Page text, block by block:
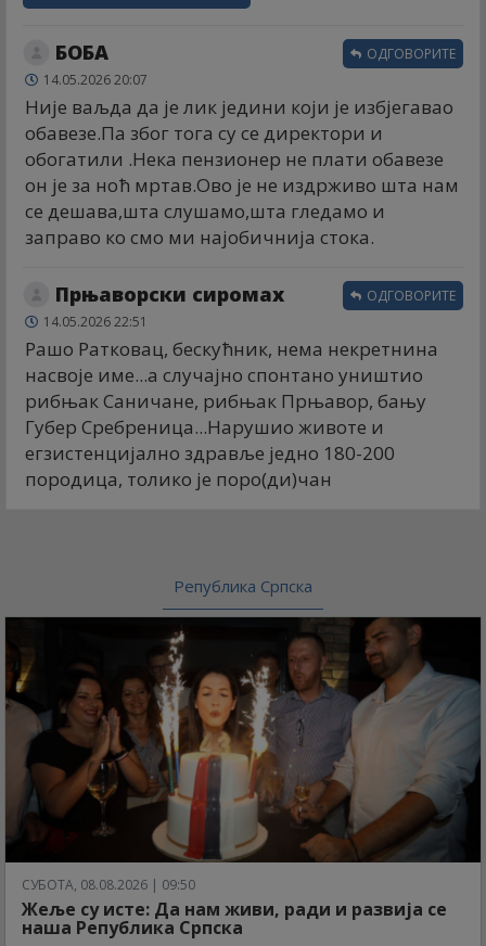
БОБА
14.05.2026 20:07
Није ваљда да је лик једини који је избјегавао
обавезе.Па због тога су се директори и
обогатили .Нека пензионер не плати обавезе
он је за ноћ мртав.Ово је не издрживо шта нам
се дешава,шта слушамо,шта гледамо и
заправо ко смо ми најобичнија стока.
ОДГОВОРИТЕ
Прњаворски сиромах
14.05.2026 22:51
Рашо Ратковац, бескућник, нема некретнина
насвоје име...а случајно спонтано уништио
рибњак Саничане, рибњак Прњавор, бању
Губер Сребреница...Нарушио животе и
егзистенцијално здравље једно 180-200
породица, толико је поро(ди)чан
ОДГОВОРИТЕ
Република Српска
СУБОТА, 08.08.2026 | 09:50
Жеље су исте: Да нам живи, ради и развија се
наша Република Српска